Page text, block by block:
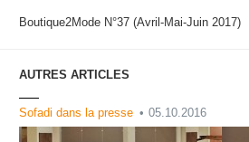
Boutique2Mode N°37 (Avril-Mai-Juin 2017)
AUTRES ARTICLES
Sofadi dans la presse 05.10.2016